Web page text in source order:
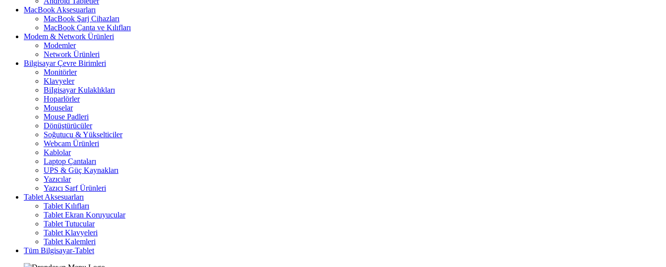
MacBook Aksesuarları
MacBook Şarj Cihazları
MacBook Çanta ve Kılıfları
Modem & Network Ürünleri
Modemler
Network Ürünleri
Bilgisayar Çevre Birimleri
Monitörler
Klavyeler
BiIgisayar Kulaklıkları
Hoparlörler
Mouselar
Mouse Padleri
Dönüştürücüler
Soğutucu & Yükselticiler
Webcam Ürünleri
Kablolar
Laptop Çantaları
UPS & Güç Kaynakları
Yazıcılar
Yazıcı Sarf Ürünleri
Tablet Aksesuarları
Tablet Kılıfları
Tablet Ekran Koruyucular
Tablet Tutucular
Tablet Klavyeleri
Tablet Kalemleri
Tüm Bilgisayar-Tablet